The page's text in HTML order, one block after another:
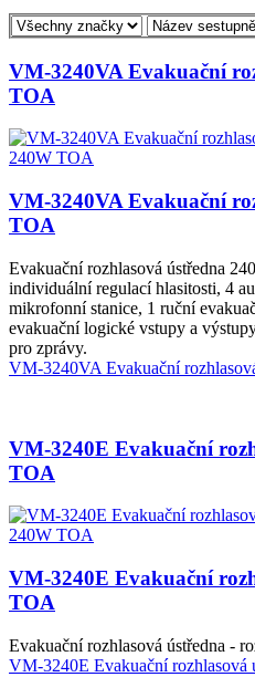
VM-3240VA Evakuační
TOA
VM-3240VA Evakuační
TOA
Evakuační rozhlasová ústředna
individuální regulací hlasitosti, 4
mikrofonní stanice, 1 ruční
evakuační logické vstupy a
pro zprávy.
VM-3240VA Evakuační
VM-3240E Evakuační
TOA
VM-3240E Evakuační
TOA
Evakuační rozhlasová ústředna -
VM-3240E Evakuační rozhlasová